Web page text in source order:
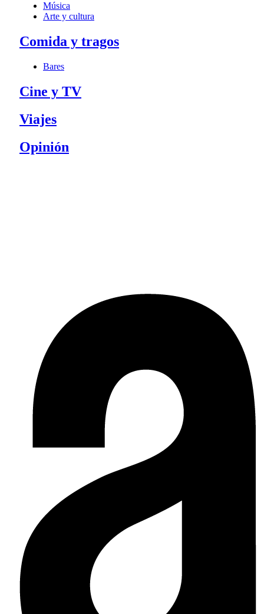
Música
Arte y cultura
Comida y tragos
Bares
Cine y TV
Viajes
Opinión